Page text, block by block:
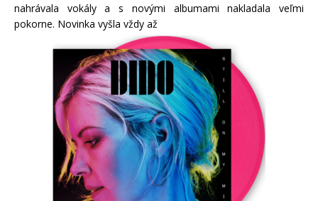
nahrávala vokály a s novými albumami nakladala veľmi
pokorne. Novinka vyšla vždy až